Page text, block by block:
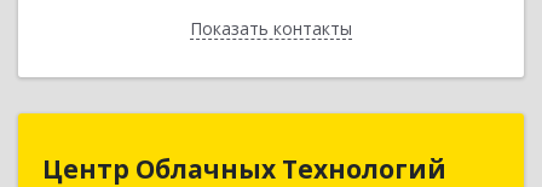
Показать контакты
Назад
Центр Облачных Технологий
Центр Облачных Технологий